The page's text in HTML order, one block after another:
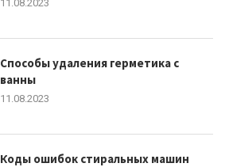
11.08.2023
Способы удаления герметика с
ванны
11.08.2023
Коды ошибок стиральных машин